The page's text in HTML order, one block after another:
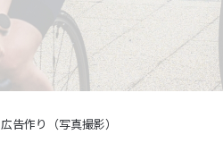
告作り（写真撮影）